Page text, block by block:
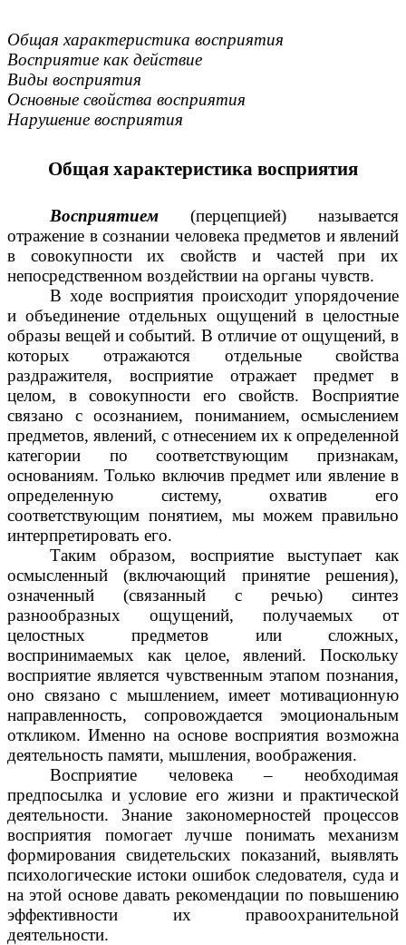
Общая характеристика восприятия
Восприятие как действие
Виды восприятия
Основные свойства восприятия
Нарушение восприятия
Общая характеристика восприятия
Восприятием
(перцепцией) называется
отражение в сознании человека предметов и явлений
в совокупности их свойств и частей при их
непосредственном воздействии на органы чувств.
В ходе восприятия происходит упорядочение
и объединение отдельных ощущений в целостные
образы вещей и событий. В отличие от ощущений, в
которых отражаются отдельные свойства
раздражителя, восприятие отражает предмет в
целом, в совокупности его свойств. Восприятие
связано с осознанием, пониманием, осмыслением
предметов, явлений, с отнесением их к определенной
категории по соответствующим признакам,
основаниям. Только включив предмет или явление в
определенную систему, охватив его
соответствующим понятием, мы можем правильно
интерпретировать его.
Таким образом, восприятие выступает как
осмысленный (включающий принятие решения),
означенный (связанный с речью) синтез
разнообразных ощущений, получаемых от
целостных предметов или сложных,
воспринимаемых как целое, явлений. Поскольку
восприятие является чувственным этапом познания,
оно связано с мышлением, имеет мотивационную
направленность, сопровождается эмоциональным
откликом. Именно на основе восприятия возможна
деятельность памяти, мышления, воображения.
Восприятие человека – необходимая
предпосылка и условие его жизни и практической
деятельности. Знание закономерностей процессов
восприятия помогает лучше понимать механизм
формирования свидетельских показаний, выявлять
психологические истоки ошибок следователя, суда и
на этой основе давать рекомендации по повышению
эффективности их правоохранительной
деятельности.